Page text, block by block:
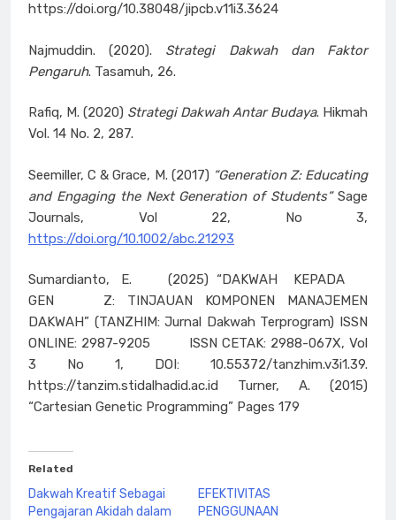
https://doi.org/10.38048/jipcb.v11i3.3624
Najmuddin. (2020). Strategi Dakwah dan Faktor
Pengaruh. Tasamuh, 26.
Rafiq, M. (2020) Strategi Dakwah Antar Budaya. Hikmah
Vol. 14 No. 2, 287.
Seemiller, C & Grace, M. (2017) “Generation Z: Educating
and Engaging the Next Generation of Students” Sage
Journals, Vol 22, No 3,
https://doi.org/10.1002/abc.21293
Sumardianto, E. (2025) “DAKWAH KEPADA
GEN Z: TINJAUAN KOMPONEN MANAJEMEN
DAKWAH” (TANZHIM: Jurnal Dakwah Terprogram) ISSN
ONLINE: 2987-9205 ISSN CETAK: 2988-067X, Vol
3 No 1, DOI: 10.55372/tanzhim.v3i1.39.
https://tanzim.stidalhadid.ac.id Turner, A. (2015)
“Cartesian Genetic Programming” Pages 179
Related
Dakwah Kreatif Sebagai
Pengajaran Akidah dalam
EFEKTIVITAS
PENGGUNAAN